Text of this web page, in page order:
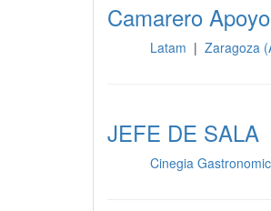
Camarero
Latam | Zaragoza
JEFE DE SALA
Cinegia